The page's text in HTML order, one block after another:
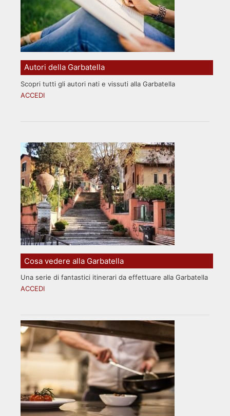
Autori della Garbatella
Scopri tutti gli autori nati e vissuti alla Garbatella
ACCEDI
Cosa vedere alla Garbatella
Una serie di fantastici itinerari da effettuare alla Garbatella
ACCEDI